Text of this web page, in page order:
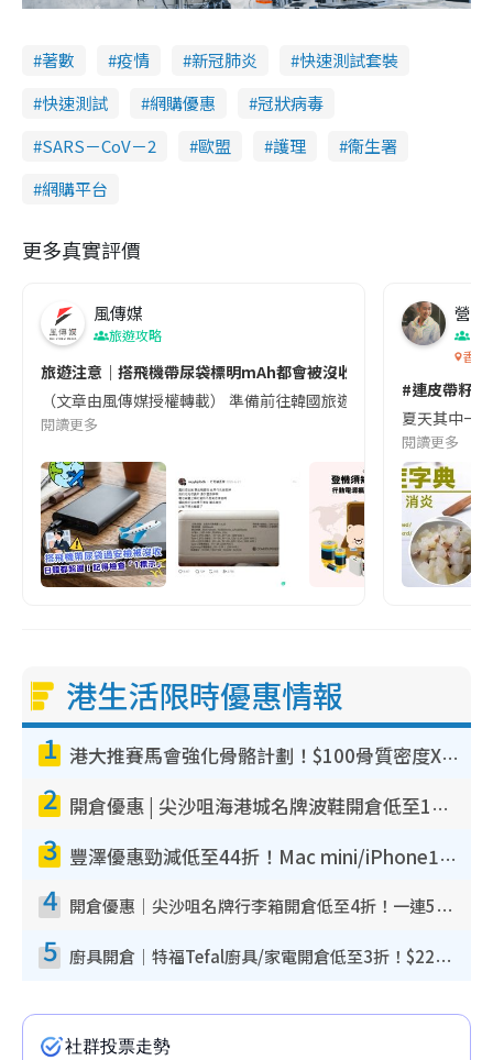
著數 疫情 新冠肺炎
快速測試套裝
快速測試
網購優惠
冠狀病毒
SARS－CoV－2
歐盟 護理
衞生署
網購平台
更多真實評價
風傳媒
旅遊攻略
旅遊注意｜搭飛機帶尿袋標明mAh都會被沒收😱出發前切記檢查
（文章由風傳媒授權轉載） 準備前往韓國旅遊的民眾，近期要
閱讀更多
營養
香港
#連皮帶籽
夏天其中一
閱讀更多
港生活限時優惠情報
1 港大推賽馬會強化骨骼計劃！$100骨質密度X光檢查 完成免費運動訓練送超市禮券！附參加資格
2 開倉優惠 | 尖沙咀海港城名牌波鞋開倉低至1折！On鞋$899起／Joy&Peace鞋履$98起
3 豐澤優惠勁減低至44折！Mac mini/iPhone17Pro大減價！廚房家電$220起
4 開倉優惠｜尖沙咀名牌行李箱開倉低至4折！一連5日 American Tourister/ace./Hallmark $200起！
5 廚具開倉｜特福Tefal廚具/家電開倉低至3折！$220起買平底鍋/炒鑊/湯煲！電飯煲/吸塵機/燙斗$418起